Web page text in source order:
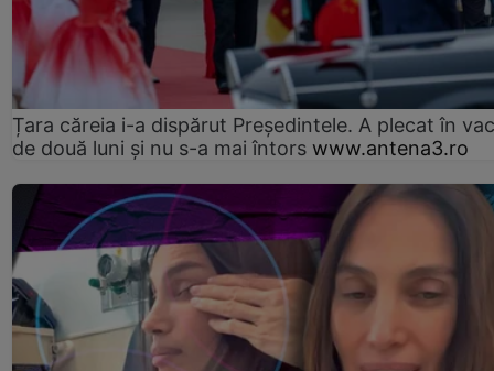
Țara căreia i-a dispărut Președintele. A plecat în
de două luni și nu s-a mai întors www.antena3.ro